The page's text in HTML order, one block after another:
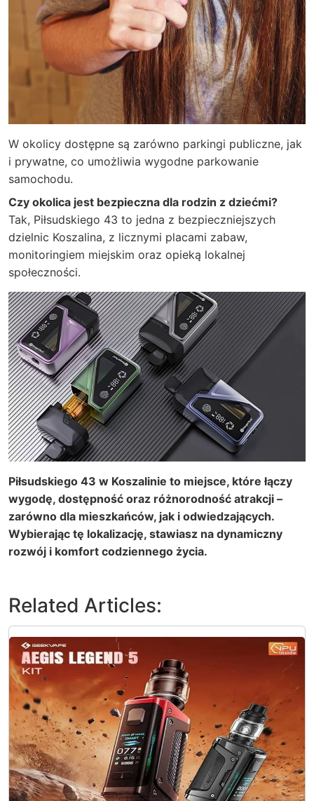
W okolicy dostępne są zarówno parkingi publiczne, jak
i prywatne, co umożliwia wygodne parkowanie
samochodu.
Czy okolica jest bezpieczna dla rodzin z dziećmi?
Tak, Piłsudskiego 43 to jedna z bezpieczniejszych
dzielnic Koszalina, z licznymi placami zabaw,
monitoringiem miejskim oraz opieką lokalnej
społeczności.
Piłsudskiego 43 w Koszalinie to miejsce, które łączy
wygodę, dostępność oraz różnorodność atrakcji –
zarówno dla mieszkańców, jak i odwiedzających.
Wybierając tę lokalizację, stawiasz na dynamiczny
rozwój i komfort codziennego życia.
Related Articles: